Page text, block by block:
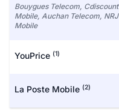
Bouygues Telecom, Cdiscount
Mobile, Auchan Telecom, NRJ
Mobile
YouPrice (1)
La Poste Mobile (2)